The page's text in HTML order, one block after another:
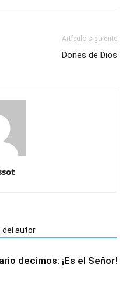
Artículo siguiente
Dones de Dios
del autor
decimos: ¡Es el Señor!